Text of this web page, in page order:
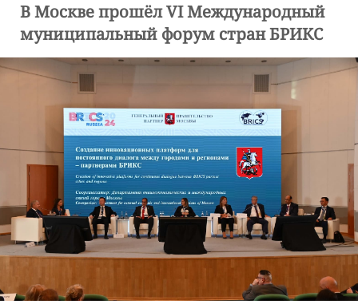
В Москве прошёл VI Международный
муниципальный форум стран БРИКС